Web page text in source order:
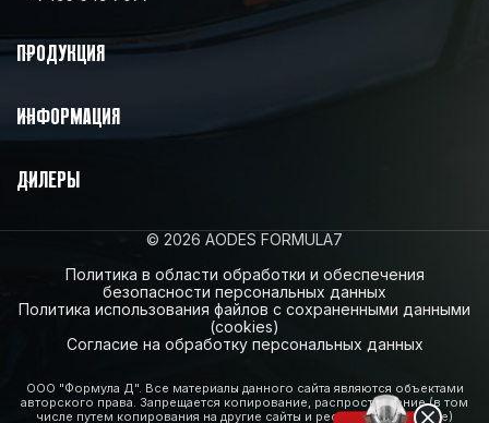
ПРОДУКЦИЯ
ИНФОРМАЦИЯ
ДИЛЕРЫ
© 2026 AODES FORMULA7
Политика в области обработки и обеспечения
безопасности персональных данных
Политика использования файлов с сохраненными данными
(cookies)
Согласие на обработку персональных данных
ООО "Формула Д". Все материалы данного сайта являются объектами
авторского права. Запрещается копирование, распространение (в том
числе путем копирования на другие сайты и ресурсы в Интернете)